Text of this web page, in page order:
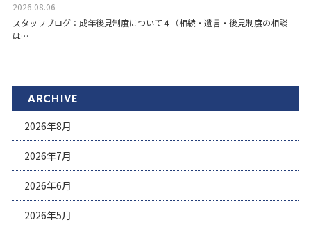
2026.08.06
スタッフブログ：成年後見制度について４（相続・遺言・後見制度の相談
は…
ARCHIVE
2026年8月
2026年7月
2026年6月
2026年5月